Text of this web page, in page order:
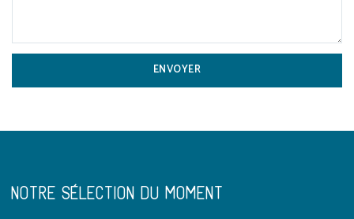
NOTRE SÉLECTION DU MOMENT